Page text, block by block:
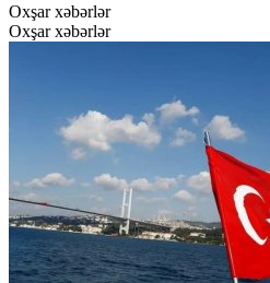
Oxşar xəbərlər
Oxşar xəbərlər